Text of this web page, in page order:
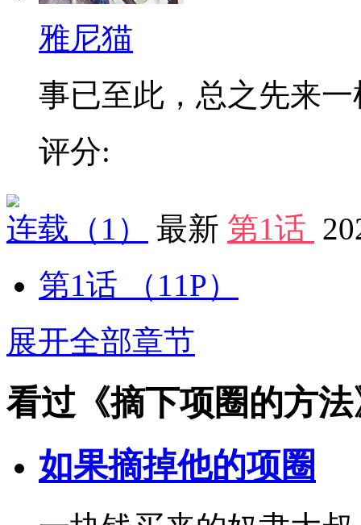
雅尼猫
事已至此，总之先来一
评分:
连载 （1） 最新 第1话
第1话
（11P）
展开全部章节
看过《摘下项圈的方
如果摘掉他的项圈